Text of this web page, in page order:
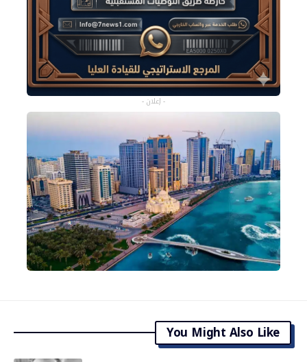
- إعلان -
You Might Also Like